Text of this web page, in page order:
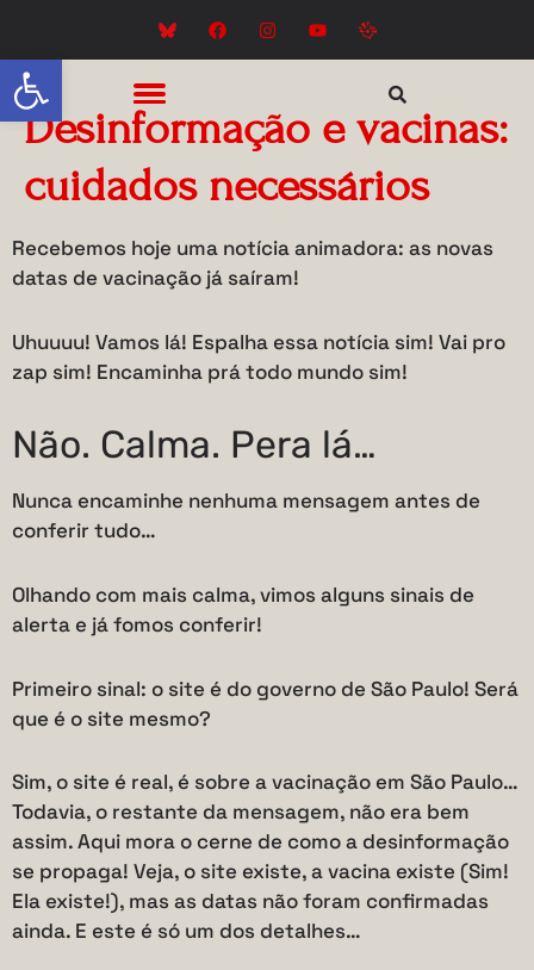
Abrir a barra de ferramentas
Desinformação e vacinas:
cuidados necessários
Recebemos hoje uma notícia animadora: as novas
datas de vacinação já saíram!
Uhuuuu! Vamos lá! Espalha essa notícia sim! Vai pro
zap sim! Encaminha prá todo mundo sim!
Não. Calma. Pera lá…
Nunca encaminhe nenhuma mensagem antes de
conferir tudo…
Olhando com mais calma, vimos alguns sinais de
alerta e já fomos conferir!
Primeiro sinal: o site é do governo de São Paulo! Será
que é o site mesmo?
Sim, o site é real, é sobre a vacinação em São Paulo…
Todavia, o restante da mensagem, não era bem
assim. Aqui mora o cerne de como a desinformação
se propaga! Veja, o site existe, a vacina existe (Sim!
Ela existe!), mas as datas não foram confirmadas
ainda. E este é só um dos detalhes…